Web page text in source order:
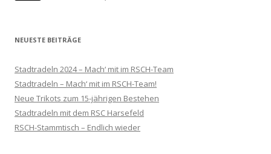
NEUESTE BEITRÄGE
Stadtradeln 2024 – Mach‘ mit im RSCH-Team
Stadtradeln – Mach‘ mit im RSCH-Team!
Neue Trikots zum 15-jährigen Bestehen
Stadtradeln mit dem RSC Harsefeld
RSCH-Stammtisch – Endlich wieder